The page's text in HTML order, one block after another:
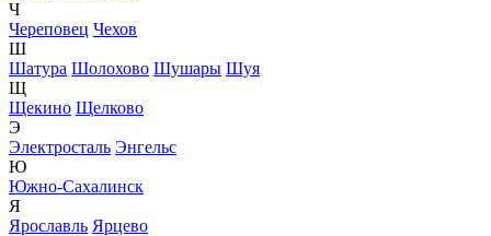
Ч
Череповец Чехов
Ш
Шатура Шолохово Шушары Шуя
Щ
Щекино Щелково
Э
Электросталь Энгельс
Ю
Южно-Сахалинск
Я
Ярославль Ярцево